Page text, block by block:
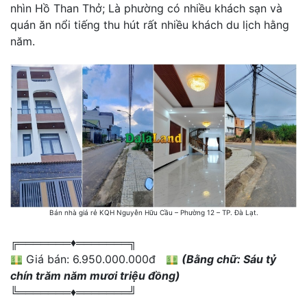
nhìn Hồ Than Thở; Là phường có nhiều khách sạn và
quán ăn nổi tiếng thu hút rất nhiều khách du lịch hằng
năm.
Bán nhà giá rẻ KQH Nguyễn Hữu Cầu – Phường 12 – TP. Đà Lạt.
╔═══════♦️═══════╗
Giá bán: 6.950.000.000đ
(Bằng chữ: Sáu tỷ
chín trăm năm mươi triệu đồng)
╚═══════♦️═══════╝